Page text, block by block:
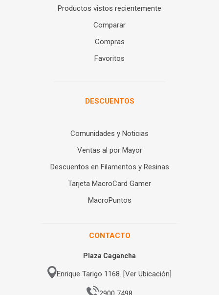
Productos vistos recientemente
Comparar
Compras
Favoritos
DESCUENTOS
Comunidades y Noticias
Ventas al por Mayor
Descuentos en Filamentos y Resinas
Tarjeta MacroCard Gamer
MacroPuntos
CONTACTO
Plaza Cagancha
Enrique Tarigo 1168. [Ver Ubicación]